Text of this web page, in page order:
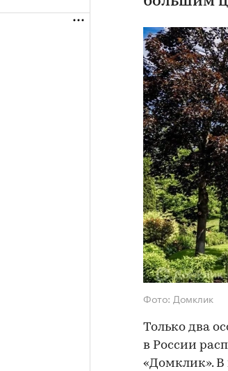
Фото: Домклик
Только два
в России
«Домклик». В